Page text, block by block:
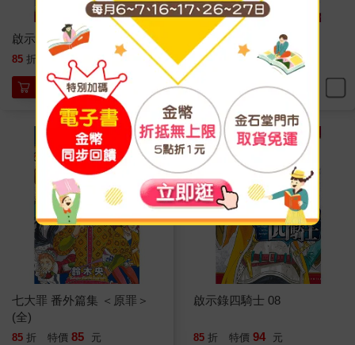
啟示錄四騎士 10
85 折 特價 94 元
加入購物車
啟示錄四騎士 09
85 折 特價 94 元
加入購物車
七大罪 番外篇集 ＜原罪＞
(全)
85 折 特價 85 元
啟示錄四騎士 08
85 折 特價 94 元